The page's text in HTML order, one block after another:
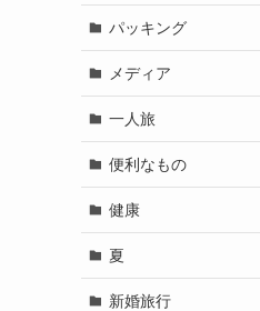
パッキング
メディア
一人旅
便利なもの
健康
夏
新婚旅行